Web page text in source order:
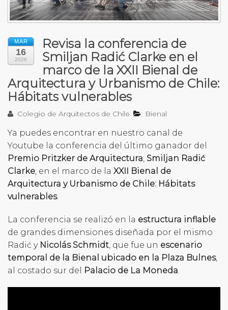
MAR
16
2026
Revisa la conferencia de
Smiljan Radić Clarke en el
marco de la XXII Bienal de
Arquitectura y Urbanismo de Chile:
Hábitats vulnerables
Colegio de Arquitectos de Chile Bienal
Ya puedes encontrar en nuestro canal de
Youtube la conferencia del último ganador del
Premio Pritzker de Arquitectura, Smiljan Radić
Clarke, en el marco de la XXII Bienal de
Arquitectura y Urbanismo de Chile: Hábitats
vulnerables.
La conferencia se realizó en la estructura inflable
de grandes dimensiones diseñada por el mismo
Radić y Nicolás Schmidt, que fue un escenario
temporal de la Bienal ubicado en la Plaza Bulnes,
al costado sur del
Palacio de La Moneda.